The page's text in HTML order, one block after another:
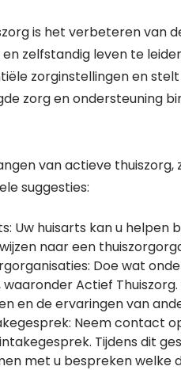
is het verbeteren van
zelfstandig leven te
zorginstellingen en
zorg en ondersteuning
van actieve thuiszorg,
suggesties:
Uw huisarts kan u helpen
naar een
Doe wat
Actief
en de ervaringen van
Neem contact
Tijdens dit
met u bespreken welke